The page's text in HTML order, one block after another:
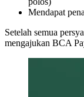
Mendapat
Setelah semua
mengajukan BCA